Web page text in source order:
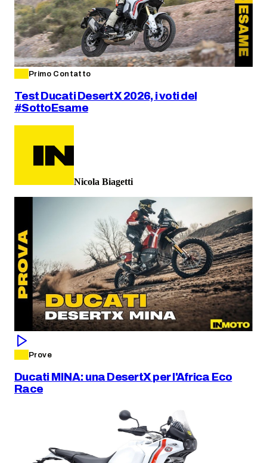
Primo Contatto
Test Ducati DesertX 2026, i voti del
#SottoEsame
Nicola Biagetti
Prove
Ducati MINA: una DesertX per l'Africa Eco
Race